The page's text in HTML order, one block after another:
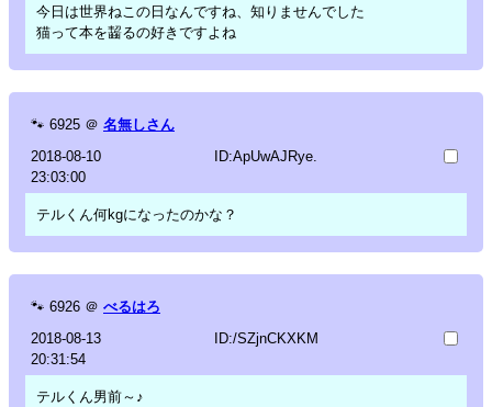
今日は世界ねこの日なんですね、知りませんでした
猫って本を齧るの好きですよね
🐾 6925 ＠ 名無しさん
2018-08-10
23:03:00
ID:ApUwAJRye.
テルくん何kgになったのかな？
🐾 6926 ＠ べるはろ
2018-08-13
20:31:54
ID:/SZjnCKXKM
テルくん男前～♪